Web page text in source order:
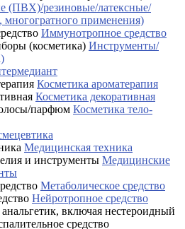
(ПВХ)/резиновые/латексные/
применения)
Иммунотропное средство
Инструменты/
Косметика ароматерапия
Косметика декоративная
Косметика тело-
Медицинская техника
Медицинские
Метаболическое средство
Нейротропное средство